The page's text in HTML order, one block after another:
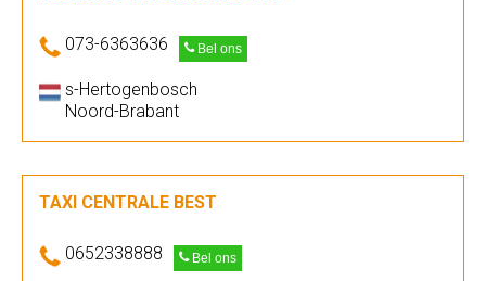
073-6363636 Bel ons
s-Hertogenbosch
Noord-Brabant
TAXI CENTRALE BEST
0652338888 Bel ons